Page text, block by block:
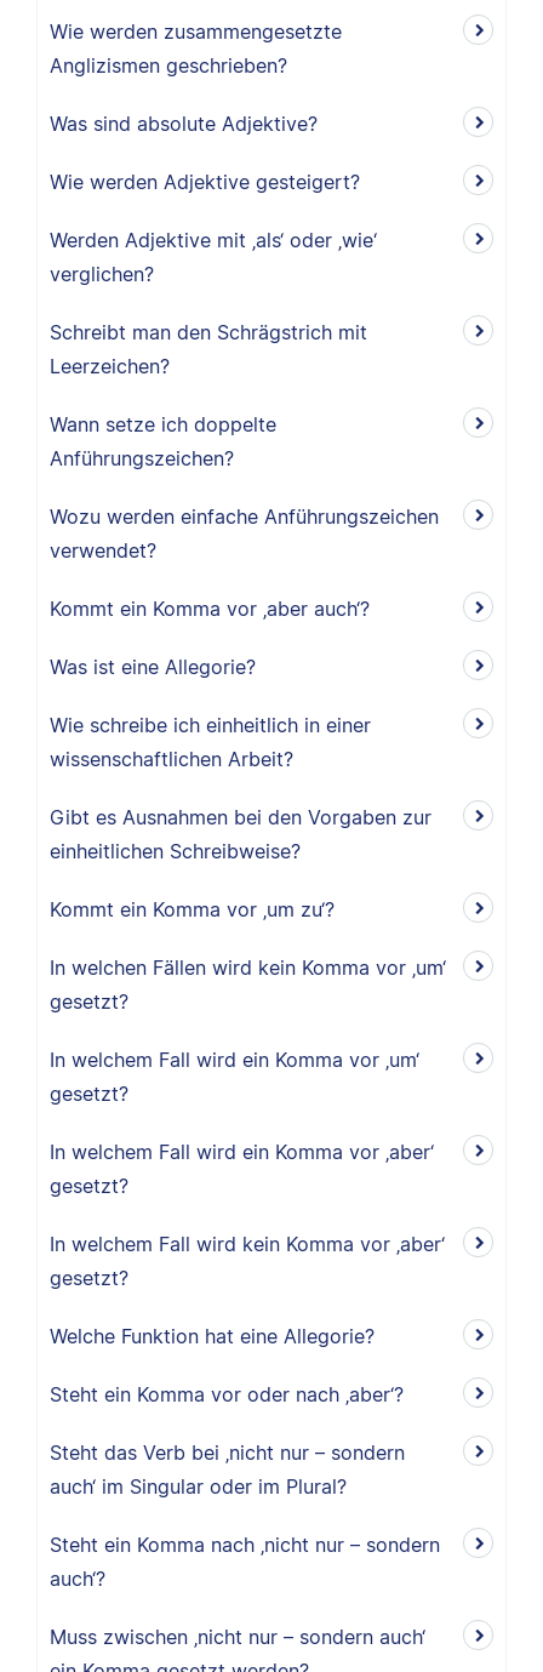
Wie werden zusammengesetzte
Anglizismen geschrieben?
Was sind absolute Adjektive?
Wie werden Adjektive gesteigert?
Werden Adjektive mit ‚als‘ oder ‚wie‘
verglichen?
Schreibt man den Schrägstrich mit
Leerzeichen?
Wann setze ich doppelte
Anführungszeichen?
Wozu werden einfache Anführungszeichen
verwendet?
Kommt ein Komma vor ‚aber auch‘?
Was ist eine Allegorie?
Wie schreibe ich einheitlich in einer
wissenschaftlichen Arbeit?
Gibt es Ausnahmen bei den Vorgaben zur
einheitlichen Schreibweise?
Kommt ein Komma vor ‚um zu‘?
In welchen Fällen wird kein Komma vor ‚um‘
gesetzt?
In welchem Fall wird ein Komma vor ‚um‘
gesetzt?
In welchem Fall wird ein Komma vor ‚aber‘
gesetzt?
In welchem Fall wird kein Komma vor ‚aber‘
gesetzt?
Welche Funktion hat eine Allegorie?
Steht ein Komma vor oder nach ‚aber‘?
Steht das Verb bei ‚nicht nur – sondern
auch‘ im Singular oder im Plural?
Steht ein Komma nach ‚nicht nur – sondern
auch‘?
Muss zwischen ‚nicht nur – sondern auch‘